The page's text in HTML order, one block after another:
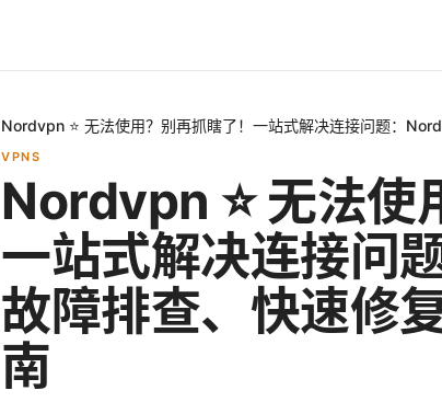
Nordvpn ⭐ 无法使用？别再抓瞎了！一站式解决连接问题：
VPNS
Nordvpn ⭐ 无法使
一站式解决连接问
故障排查、快速修
南